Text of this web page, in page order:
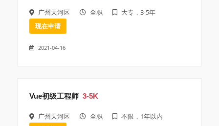
广州天河区 全职 大专，3-5年
现在申请
2021-04-16
Vue初级工程师 3-5K
广州天河区 全职 不限，1年以内